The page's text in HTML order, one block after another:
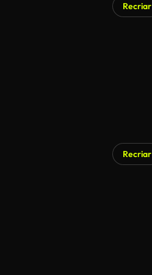
Recriar
Recriar